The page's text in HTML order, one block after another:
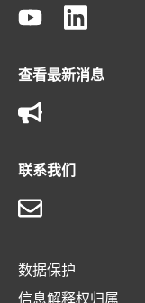
查看最新消息
联系我们
数据保护
信息解释权归属